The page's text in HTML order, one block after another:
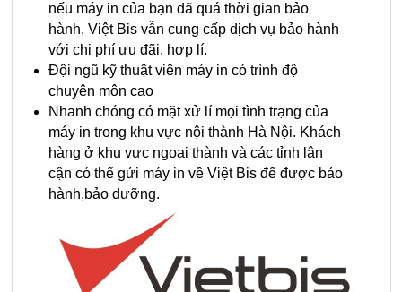
nếu máy in của bạn đã quá thời gian bảo
hành, Việt Bis vẫn cung cấp dịch vụ bảo hành
với chi phí ưu đãi, hợp lí.
Đội ngũ kỹ thuật viên máy in có trình độ
chuyên môn cao
Nhanh chóng có mặt xử lí mọi tình trạng của
máy in trong khu vực nội thành Hà Nội. Khách
hàng ở khu vực ngoại thành và các tỉnh lân
cận có thể gửi máy in về Việt Bis để được bảo
hành,bảo dưỡng.